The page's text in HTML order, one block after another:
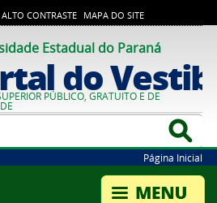
ALTO CONTRASTE MAPA DO SITE
Estadual do Paraná
do
PÚBLICO, GRATUITO E DE
Página Inicial